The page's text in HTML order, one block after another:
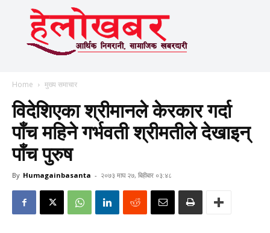
Home मुख्य समाचार
विदेशिएका श्रीमानले केरकार गर्दा
पाँच महिने गर्भवती श्रीमतीले देखाइन्
पाँच पुरुष
By Humagainbasanta - २०७३ माघ २७, बिहीबार ०३:४८